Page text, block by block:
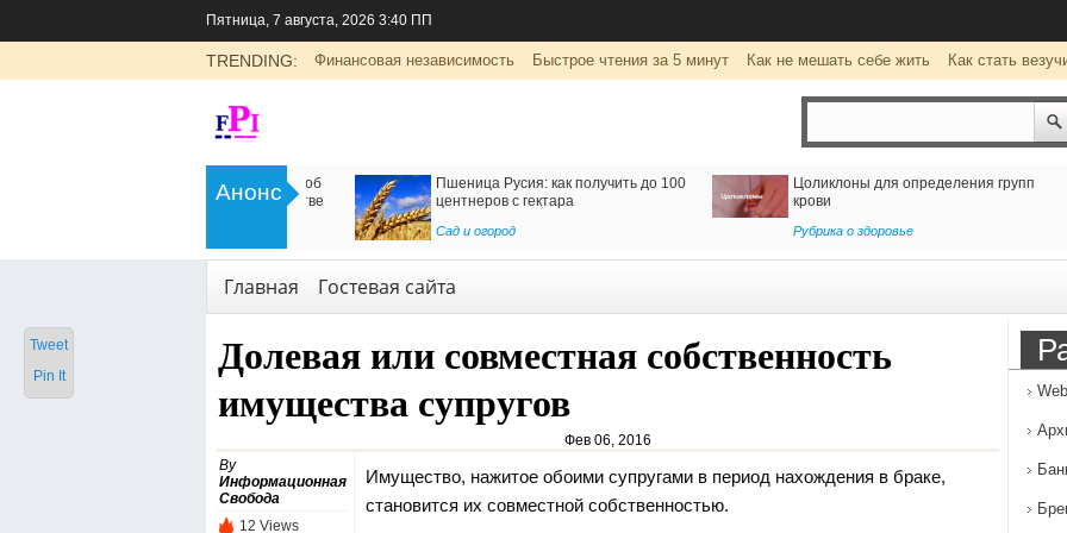
Пятница, 7 августа, 2026 3:40 ПП
TRENDING: Финансовая независимость Быстрое чтения за 5 минут Как не мешать себе жить Как стать
Анонс
Цоликлоны для определения групп
Как организовать доставку из Ирана
в Россию
Транспорт, Услуги
Клуб виртуальной реальности
wearevr.io: уникальные развлечения
для детей и взрослых
Развлечение
Главная Гостевая сайта
Долевая или совместная собственность
имущества супругов
Фев 06, 2016
By
Информационная
Свобода
12 Views
Имущество, нажитое обоими супругами в период нахождения в браке,
становится их совместной собственностью.
Tweet
Pin It